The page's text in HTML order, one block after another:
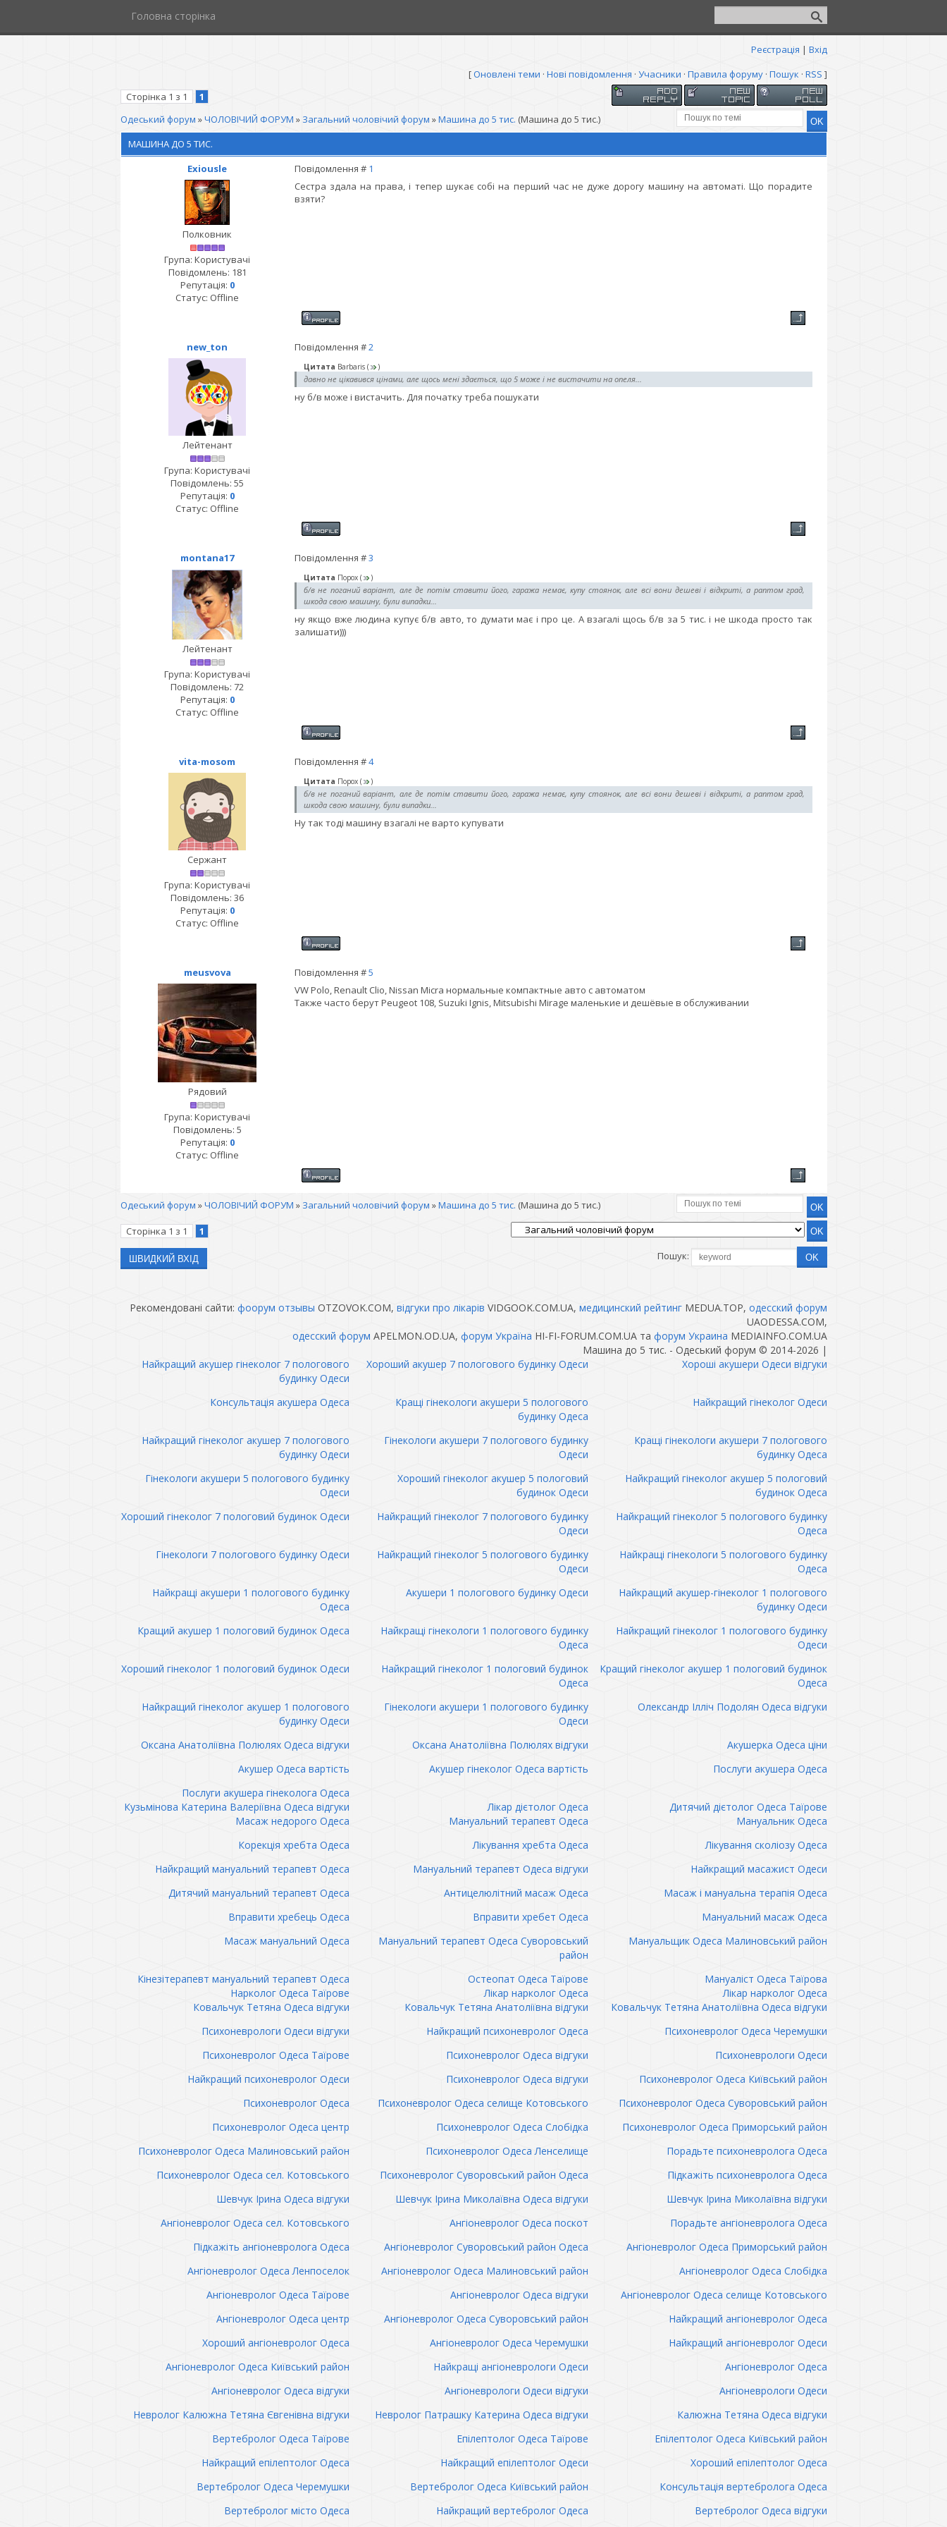
Головна сторінка
Реєстрація | Вхід
[Оновлені теми · Нові повідомлення · Учасники · Правила форуму· Пошук · RSS ]
Сторінка 1 з 1
1
Одеський форум »ЧОЛОВІЧИЙ ФОРУМ » Загальний чоловічий форум »Машина до 5 тис. (Машина до 5 тис.)
МАШИНА ДО 5 ТИС.
Exiousle
Повідомлення # 1
Полковник
Група: Користувачі
Повідомлень: 181
Репутація: 0
Статус: Offline
Сестра здала на права, і тепер шукає собі на перший час не дуже дорогу машину на автоматі. Що порадите
взяти?
new_ton Повідомлення #2
Лейтенант
Група: Користувачі
Повідомлень: 55
Репутація: 0
Статус: Offline
Цитата Barbaris( )
давно не цікавився цінами, але щось мені здається, що 5 може і не вистачити на опеля...
ну б/в може і вистачить. Для початку треба пошукати
montana17 Повідомлення #3
Лейтенант
Група: Користувачі
Повідомлень: 72
Репутація: 0
Статус: Offline
Цитата Порох( )
б/в не поганий варіант, але де потім ставити його, гаража немає, купу стоянок, але всі вони дешеві і відкриті, а раптом град,
шкода свою машину, були випадки...
ну якщо вже людина купує б/в авто, то думати має і про це. А взагалі щось б/в за 5 тис. і не шкода просто так
залишати)))
vita-mosom Повідомлення #4
Сержант
Група: Користувачі
Повідомлень: 36
Репутація: 0
Статус: Offline
Цитата Порох( )
б/в не поганий варіант, але де потім ставити його, гаража немає, купу стоянок, але всі вони дешеві і відкриті, а раптом град,
шкода свою машину, були випадки...
Ну так тоді машину взагалі не варто купувати
meusvova Повідомлення #5
Рядовий
Група: Користувачі
Повідомлень: 5
Репутація: 0
Статус: Offline
VW Polo, Renault Clio, Nissan Micra нормальные компактные авто с автоматом
Также часто берут Peugeot 108, Suzuki Ignis, Mitsubishi Mirage маленькие и дешёвые в обслуживании
Одеський форум »ЧОЛОВІЧИЙ ФОРУМ » Загальний чоловічий форум »Машина до 5 тис. (Машина до 5 тис.)
Сторінка 1 з 1
1
Пошук:
Рекомендовані сайти: фоорум отзывы OTZOVOK.COM, відгуки про лікарів VIDGOOK.COM.UA, медицинский рейтингMEDUA.TOP, одесский форум
UAODESSA.COM,
одесский форум APELMON.OD.UA, форум Україна HI-FI-FORUM.COM.UA та форум Украина MEDIAINFO.COM.UA
Машина до 5 тис. - Одеський форум © 2014-2026 |
Найкращий акушер гінеколог 7 пологового
будинку Одеси
Хороший акушер 7 пологового будинку Одеси Хороші акушери Одеси відгуки
Консультація акушера Одеса
Кращі гінекологи акушери 5 пологового
будинку Одеса
Найкращий гінеколог Одеси
Найкращий гінеколог акушер 7 пологового
будинку Одеси
Гінекологи акушери 7 пологового будинку
Одеси
Кращі гінекологи акушери 7 пологового
будинку Одеса
Гінекологи акушери 5 пологового будинку
Одеси
Хороший гінеколог акушер 5 пологовий
будинок Одеси
Найкращий гінеколог акушер 5 пологовий
будинок Одеса
Хороший гінеколог 7 пологовий будинок Одеси
Найкращий гінеколог 7 пологового будинку
Одеси
Найкращий гінеколог 5 пологового будинку
Одеса
Гінекологи 7 пологового будинку Одеси
Найкращий гінеколог 5 пологового будинку
Одеси
Найкращі гінекологи 5 пологового будинку
Одеса
Найкращі акушери 1 пологового будинку
Одеса
Акушери 1 пологового будинку Одеси
Найкращий акушер-гінеколог 1 пологового
будинку Одеси
Кращий акушер 1 пологовий будинок Одеса
Найкращі гінекологи 1 пологового будинку
Одеса
Найкращий гінеколог 1 пологового будинку
Одеси
Хороший гінеколог 1 пологовий будинок Одеси
Найкращий гінеколог 1 пологовий будинок
Одеса
Кращий гінеколог акушер 1 пологовий будинок
Одеса
Найкращий гінеколог акушер 1 пологового
будинку Одеси
Гінекологи акушери 1 пологового будинку
Одеси
Олександр Ілліч Подолян Одеса відгуки
Оксана Анатоліївна Полюлях Одеса відгуки Оксана Анатоліївна Полюлях відгуки
Акушерка Одеса ціни
Акушер Одеса вартість
Акушер гінеколог Одеса вартість
Послуги акушера Одеса
Послуги акушера гінеколога Одеса
Кузьмінова Катерина Валеріївна Одеса відгуки
Лікар дієтолог Одеса
Дитячий дієтолог Одеса Таїрове
Масаж недорого Одеса
Мануальний терапевт Одеса
Мануальник Одеса
Корекція хребта Одеса
Лікування хребта Одеса
Лікування сколіозу Одеса
Найкращий мануальний терапевт Одеса
Мануальний терапевт Одеса відгуки
Найкращий масажист Одеси
Дитячий мануальний терапевт Одеса
Антицелюлітний масаж Одеса
Масаж і мануальна терапія Одеса
Вправити хребець Одеса
Вправити хребет Одеса
Мануальний масаж Одеса
Масаж мануальний Одеса
Мануальний терапевт Одеса Суворовський
район
Мануальщик Одеса Малиновський район
Кінезітерапевт мануальний терапевт Одеса Остеопат Одеса Таїрове
Мануаліст Одеса Таїрова
Нарколог Одеса Таїрове
Лікар нарколог Одеса
Лікар нарколог Одеса
Ковальчук Тетяна Одеса відгуки
Ковальчук Тетяна Анатоліївна відгуки
Ковальчук Тетяна Анатоліївна Одеса відгуки
Психоневрологи Одеси відгуки
Найкращий психоневролог Одеса
Психоневролог Одеса Черемушки
Психоневролог Одеса Таїрове
Психоневролог Одеса відгуки
Психоневрологи Одеси
Найкращий психоневролог Одеси
Психоневролог Одеса відгуки
Психоневролог Одеса Київський район
Психоневролог Одеса
Психоневролог Одеса селище Котовського
Психоневролог Одеса Суворовський район
Психоневролог Одеса центр
Психоневролог Одеса Слобідка
Психоневролог Одеса Приморський район
Психоневролог Одеса Малиновський район
Психоневролог Одеса Ленселище
Порадьте психоневролога Одеса
Психоневролог Одеса сел. Котовського
Психоневролог Суворовський район Одеса
Підкажіть психоневролога Одеса
Шевчук Ірина Одеса відгуки
Шевчук Ірина Миколаївна Одеса відгуки
Шевчук Ірина Миколаївна відгуки
Ангіоневролог Одеса сел. Котовського
Ангіоневролог Одеса поскот
Порадьте ангіоневролога Одеса
Підкажіть ангіоневролога Одеса
Ангіоневролог Суворовський район Одеса
Ангіоневролог Одеса Приморський район
Ангіоневролог Одеса Ленпоселок
Ангіоневролог Одеса Малиновський район
Ангіоневролог Одеса Слобідка
Ангіоневролог Одеса Таїрове
Ангіоневролог Одеса відгуки
Ангіоневролог Одеса селище Котовського
Ангіоневролог Одеса центр
Ангіоневролог Одеса Суворовський район
Найкращий ангіоневролог Одеса
Хороший ангіоневролог Одеса
Ангіоневролог Одеса Черемушки
Найкращий ангіоневролог Одеси
Ангіоневролог Одеса Київський район
Найкращі ангіоневрологи Одеси
Ангіоневролог Одеса
Ангіоневролог Одеса відгуки
Ангіоневрологи Одеси відгуки
Ангіоневрологи Одеси
Невролог Калюжна Тетяна Євгенівна відгуки
Невролог Патрашку Катерина Одеса відгуки
Калюжна Тетяна Одеса відгуки
Вертебролог Одеса Таїрове
Епілептолог Одеса Таїрове
Епілептолог Одеса Київський район
Найкращий епілептолог Одеса
Найкращий епілептолог Одеси
Хороший епілептолог Одеса
Вертебролог Одеса Черемушки
Вертебролог Одеса Київський район
Консультація вертебролога Одеса
Вертебролог місто Одеса
Найкращий вертебролог Одеса Вертебролог Одеса відгуки